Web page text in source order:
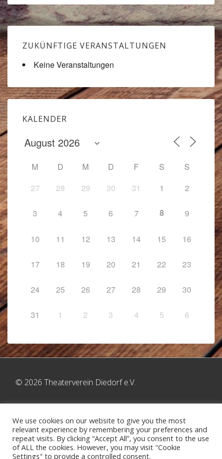
ZUKÜNFTIGE VERANSTALTUNGEN
Keine Veranstaltungen
KALENDER
M D M D F S
S
27
28 29 30 31 1 2
3 4 5 6 7 8 9
10 11 12 13 14 15 16
17 18 19 20 21 22 23
24 25 26 27 28 29 30
31 1 2 3 4 5 6
© 2026 Theaterverein Diedorf e.V.
Footer-
Kontakt Impressum Datenschutzerklärung
We use cookies on our website to give you the most
relevant experience by remembering your preferences and
repeat visits. By clicking “Accept All”, you consent to the use
of ALL the cookies. However, you may visit "Cookie
Settings" to provide a controlled consent.